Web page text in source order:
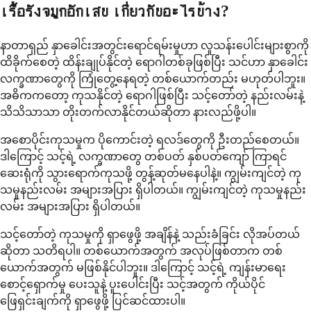
เรื้อรังจมูกอักเสบ เกี่ยวกับอะไรบ้าง?
နာတာရှည် နှာခေါင်းအတွင်းရောင်ရမ်းမှုဟာ လူသန်းပေါင်းများစွာကို
ထိခိုက်စေတဲ့ ထိန်းချုပ်နိုင်တဲ့ ရောဂါတစ်ခုဖြစ်ပြီး သင်ဟာ နှာခေါင်း
လက္ခဏာတွေကို ကြုံတွေ့နေရတဲ့ တစ်ယောက်တည်း မဟုတ်ပါဘူး။
အဓိကကတော့ ကုသနိုင်တဲ့ ရောဂါဖြစ်ပြီး သင့်တော်တဲ့ နည်းလမ်းနဲ့
သိသိသာသာ တိုးတက်လာနိုင်တယ်ဆိုတာ နားလည်ဖို့ပါ။
အစောပိုင်းကုသမှုက ပိုကောင်းတဲ့ ရလဒ်တွေကို ဦးတည်စေတယ်။
ဒါကြောင့် သင့်ရဲ့ လက္ခဏာတွေ တစ်ပတ် နှစ်ပတ်ကျော် ကြာရင်
ဆေးရုံကို သွားရောက်ကုသဖို့ တွန့်ဆုတ်မနေပါနဲ့။ ကျွမ်းကျင်တဲ့ ကု
သမှုနည်းလမ်း အများအပြား ရှိပါတယ်။ ကျွမ်းကျင်တဲ့ ကုသမှုနည်း
လမ်း အများအပြား ရှိပါတယ်။
သင့်တော်တဲ့ ကုသမှုကို ရှာဖွေဖို့ အချိန်နဲ့ သည်းခံခြင်း လိုအပ်တယ်
ဆိုတာ သတိရပါ။ တစ်ယောက်အတွက် အလုပ်ဖြစ်တာက တစ်
ယောက်အတွက် မဖြစ်နိုင်ပါဘူး။ ဒါကြောင့် သင့်ရဲ့ ကျန်းမာရေး
စောင့်ရှောက်မှု ပေးသူနဲ့ ပူးပေါင်းပြီး သင့်အတွက် ကိုယ်ပိုင်
ဖြေရှင်းချက်ကို ရှာဖွေဖို့ ပြင်ဆင်ထားပါ။